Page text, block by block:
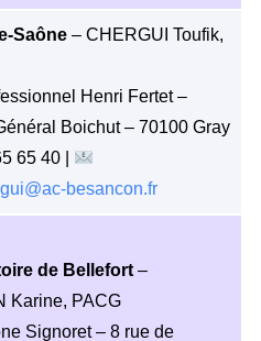
Saône – CHERGUI Toufik,
Henri Fertet –
Boichut – 70100 Gray
65 40 |
besancon.fr
de Bellefort –
Karine, PACG
Signoret – 8 rue de